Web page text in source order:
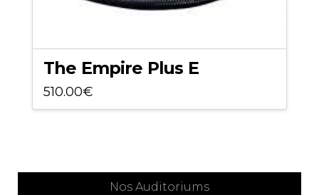
The Empire Plus E
510.00€
Nos Auditoriums